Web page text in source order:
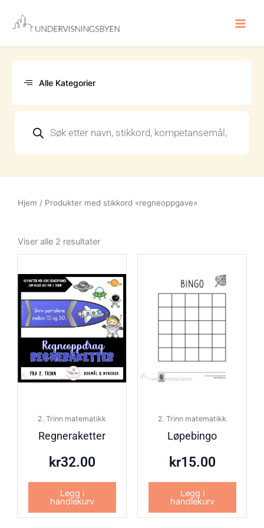
innholdet
Alle Kategorier
search
Hjem / Produkter med stikkord «regneoppgave»
Viser alle 2 resultateretter
2. Trinn matematikk
Regneraketter
kr32.00
Legg i
handlekurv
2. Trinn matematikk
Løpebingo
kr15.00
Legg i
handlekurv